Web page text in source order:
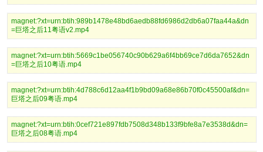
magnet:?xt=urn:btih:989b1478e48bd6aedb88fd6986d2db6a07faa44a&dn
=巨塔之后11粤语v2.mp4
magnet:?xt=urn:btih:5669c1be056740c90b629a6f4bb69ce7d6da7652&dn
=巨塔之后10粤语.mp4
magnet:?xt=urn:btih:4d788c6d12aa4f1b9bd09a68e86b70f0c45500af&dn=
巨塔之后09粤语.mp4
magnet:?xt=urn:btih:0cef721e897fdb7508d348b133f9bfe8a7e3538d&dn=
巨塔之后08粤语.mp4